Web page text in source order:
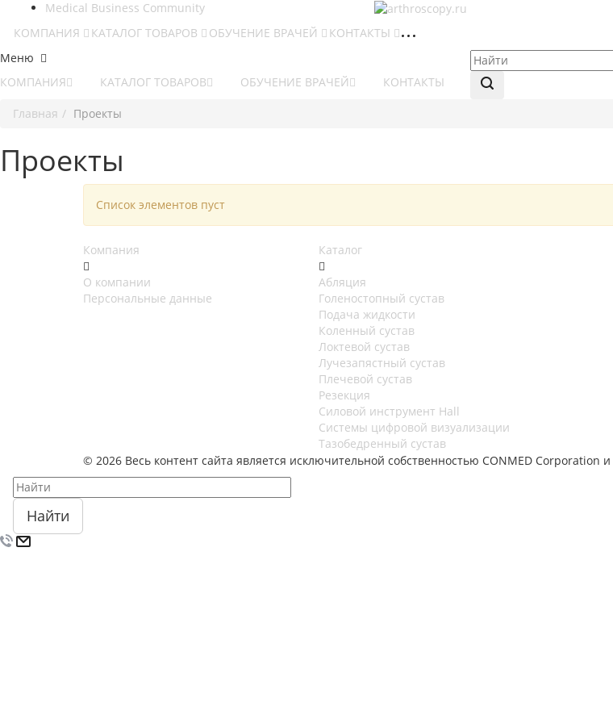
Medical Business Community
КОМПАНИЯ
КАТАЛОГ ТОВАРОВ ОБУЧЕНИЕ ВРАЧЕЙ
КОНТАКТЫ
Меню
КОМПАНИЯ
КАТАЛОГ ТОВАРОВ ОБУЧЕНИЕ ВРАЧЕЙ КОНТАКТЫ
Главная Проекты
Проекты
Список элементов пуст
Компания
О компании
Персональные данные
Каталог
Абляция
Голеностопный сустав
Подача жидкости
Коленный сустав
Локтевой сустав
Лучезапястный сустав
Плечевой сустав
Резекция
Силовой инструмент Hall
Системы цифровой визуализации
Тазобедренный сустав
© 2026 Весь контент сайта является исключительной собственностью CONMED
Найти